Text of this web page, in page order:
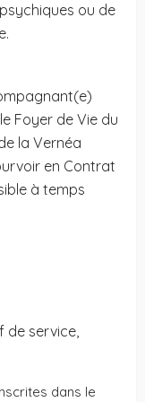
ou de
Foyer de Vie du
la Vernéa
en Contrat
à temps
de service,
dans le